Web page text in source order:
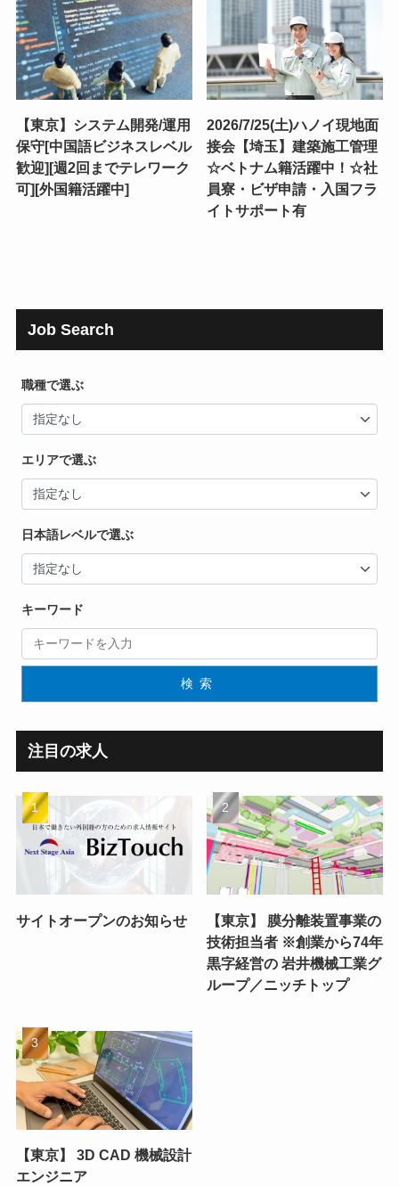
【東京】システム開発/運用
保守[中国語ビジネスレベル
歓迎][週2回までテレワーク
可][外国籍活躍中]
2026/7/25(土)ハノイ現地面
接会【埼玉】建築施工管理
☆ベトナム籍活躍中！☆社
員寮・ビザ申請・入国フラ
イトサポート有
Job Search
職種で選ぶ
エリアで選ぶ
日本語レベルで選ぶ
キーワード
検索
注目の求人
サイトオープンのお知らせ
【東京】 膜分離装置事業の
技術担当者 ※創業から74年
黒字経営の 岩井機械工業グ
ループ／ニッチトップ
【東京】 3D CAD 機械設計
エンジニア